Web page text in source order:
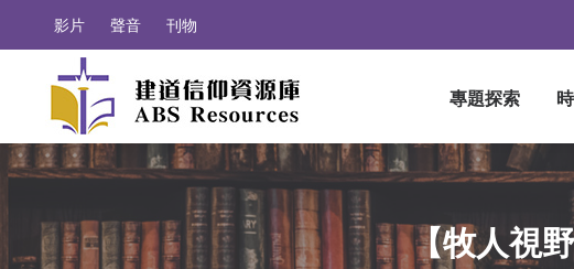
影片 聲音 刊物
專題探索
【牧人視